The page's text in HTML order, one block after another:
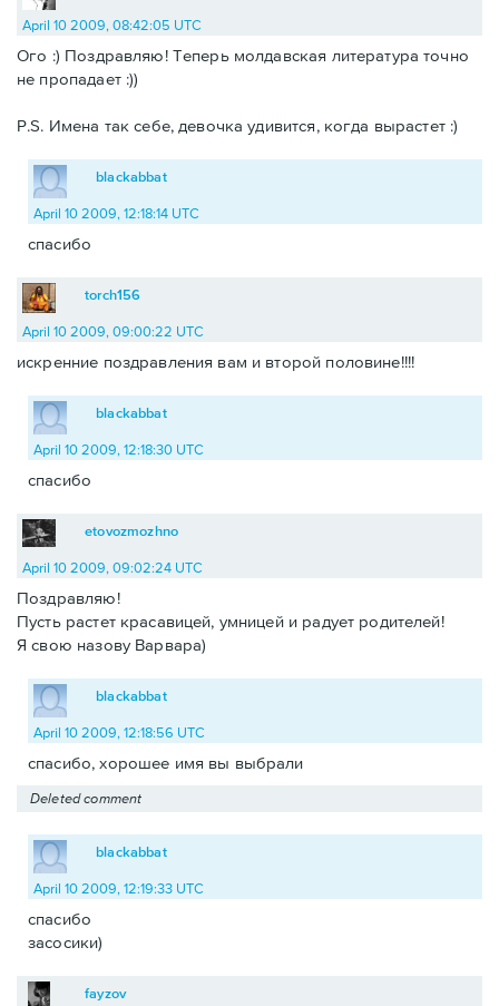
April 10 2009, 08:42:05 UTC
Ого :) Поздравляю! Теперь молдавская литература точно
не пропадает :))
P.S. Имена так себе, девочка удивится, когда вырастет :)
blackabbat
April 10 2009, 12:18:14 UTC
спасибо
torch156
April 10 2009, 09:00:22 UTC
искренние поздравления вам и второй половине!!!!
blackabbat
April 10 2009, 12:18:30 UTC
спасибо
etovozmozhno
April 10 2009, 09:02:24 UTC
Поздравляю!
Пусть растет красавицей, умницей и радует родителей!
Я свою назову Варвара)
blackabbat
April 10 2009, 12:18:56 UTC
спасибо, хорошее имя вы выбрали
Deleted comment
blackabbat
April 10 2009, 12:19:33 UTC
спасибо
засосики)
fayzov